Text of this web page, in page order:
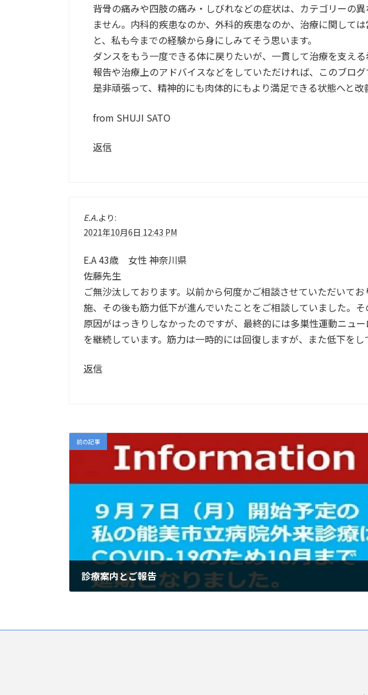
背骨の痛みや四肢の痛み・しびれなどの症状は、カテゴリーの
ません。内科的疾患なのか、外科的疾患なのか、治療に関して
と、私も今までの経験から身にしみてそう思います。
ダンスをもう一度できる体に戻りたいが、一貫して治療を支え
報告や治療上のアドバイスなどをしていただければ、このブログ
是非頑張って、精神的にも肉体的にもより満足できる状態へと改
from SHUJI SATO
返信
E.A.より:
2021年10月6日 12:43 PM
E.A 43歳 女性 神奈川県
佐藤先生
ご無沙汰しております。以前から何度かご相談させていただいて
施、その後も筋力低下が進んでいたことをご相談していました。
原因がはっきりしなかったのですが、最終的には多巣性運動ニュ
を継続しています。筋力は一時的には回復しますが、また低下を
返信
前の記事
診療案内とご報告